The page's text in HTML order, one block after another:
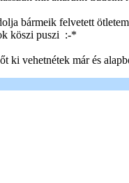
bármeik felvetett
köszi puszi :-*
ki vehetnétek már és